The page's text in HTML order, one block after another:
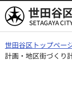
世田谷区
世田谷区トップペー
計画・地区街づくり